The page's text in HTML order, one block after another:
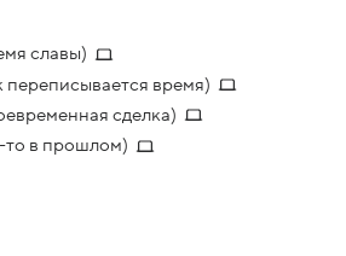
славы)
время)
сделка)
то в прошлом)